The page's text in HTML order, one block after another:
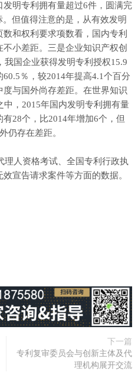
明专利拥有量超过6件，圆满完
但值得注意的是，从有效发明
和权利要求项数看，国内专利
小差距。三是企业知识产权创
我国企业获得发明专利授权15.9
％，较2014年提高4.1个百分
与国外尚存差距。在世界知识
，2015年国内发明专利拥有量
28个，比2014年增加6个，但
仍存在差距。
理人资格考试、全国专利行政执
宣告请求案件等方面的数据。
下一篇
专利复审委员会与创新主体及代
理机构展开交流